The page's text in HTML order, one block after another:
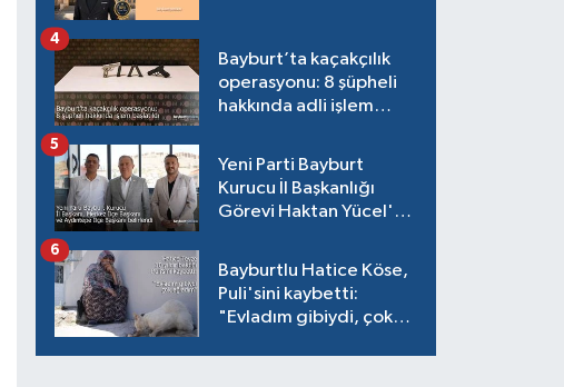
Bayburt’ta kaçakçılık
operasyonu: 8 şüpheli
hakkında adli işlem
4
Yeni Parti Bayburt
Kurucu İl Başkanlığı
Görevi Haktan Yücel'e
5
Bayburtlu Hatice Köse,
Puli'sini kaybetti:
"Evladım gibiydi, çok
6